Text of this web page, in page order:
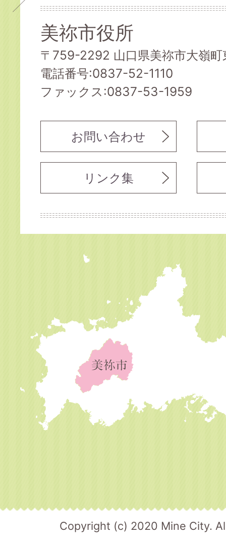
美祢市役所
〒759-2292 山口県美祢市大嶺
電話番号:0837-52-1110
ファックス:0837-53-1959
お問い合わせ
リンク集
Copyright (c) 2020 Mine City.